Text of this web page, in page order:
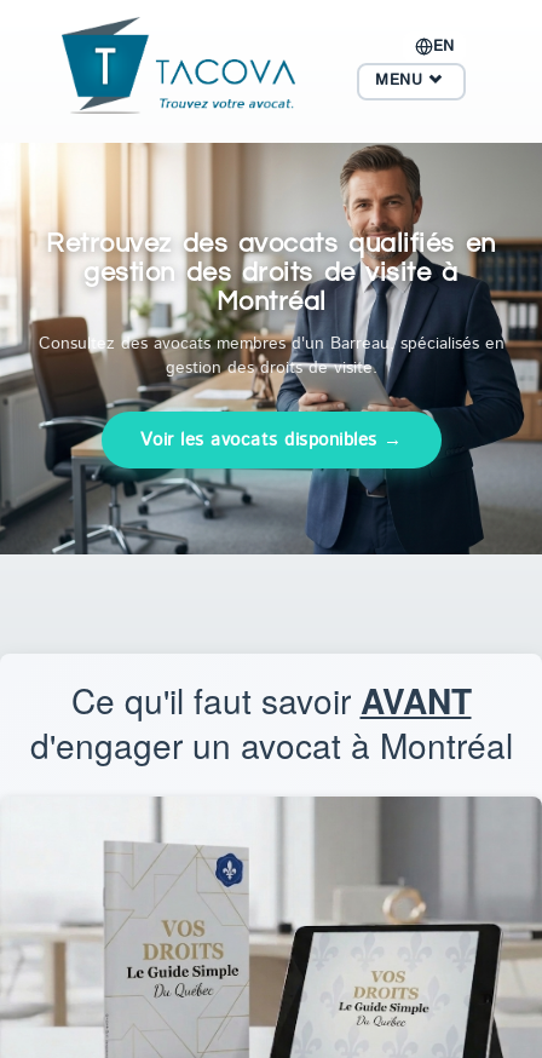
EN
MENU
Retrouvez des avocats qualifiés en
gestion des droits de visite à
Montréal
Consultez des avocats membres d'un Barreau, spécialisés en
gestion des droits de visite.
Voir les avocats disponibles →
Ce qu'il faut savoir AVANT
d'engager un avocat à Montréal